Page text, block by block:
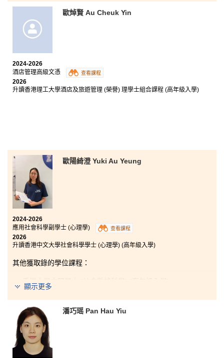
歐焯賢 Au Cheuk Yin
2024-2026
酒店管理高級文憑
查看課程
2026
升讀香港理工大學酒店及旅遊管理 (榮譽) 理學士組合課程 (高年級入學)
歐陽綺澄 Yuki Au Yeung
2024-2026
應用社會科學副學士 (心理學)
查看課程
2026
升讀香港中文大學社會科學學士 (心理學) (高年級入學)
其他獲取錄的學位課程：
香港大學文理學士 (社會數據科學) (高年級入學)
我曾經相信「讀Asso」是一個生涯污點，所以當初是忐
忑不安地來到港大保良何鴻燊社區書院，所幸在書院的
旅程令我重拾信心。
顯示更多
潘巧瑶 Pan Hau Yiu